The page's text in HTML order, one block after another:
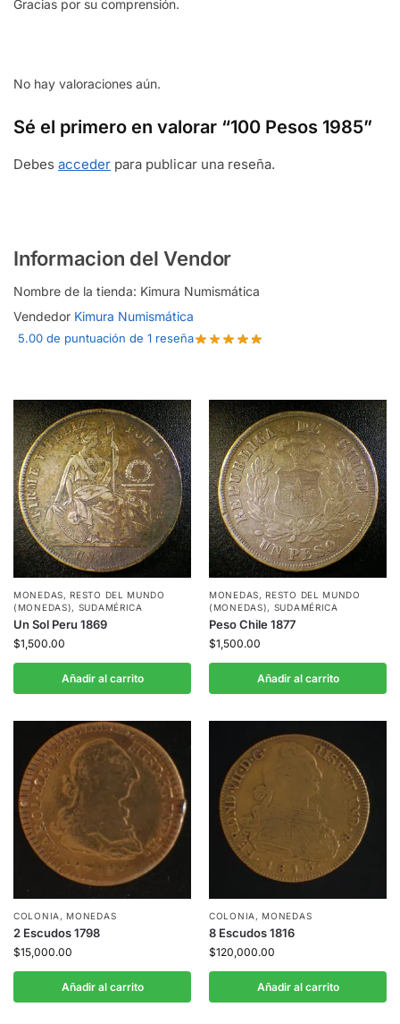
Gracias por su comprensión.
No hay valoraciones aún.
Sé el primero en valorar “100 Pesos 1985”
Debes acceder para publicar una reseña.
Informacion del Vendor
Nombre de la tienda: Kimura Numismática
Vendedor Kimura Numismática
5.00 de puntuación de 1 reseña
MONEDAS,RESTO DEL MUNDO
(MONEDAS), SUDAMÉRICA
Un Sol Peru 1869
$1,500.00
Añadir al carrito
MONEDAS,RESTO DEL MUNDO
(MONEDAS), SUDAMÉRICA
Peso Chile 1877
$1,500.00
Añadir al carrito
COLONIA ,MONEDAS
2 Escudos 1798
$15,000.00
Añadir al carrito
COLONIA ,MONEDAS
8 Escudos 1816
$120,000.00
Añadir al carrito